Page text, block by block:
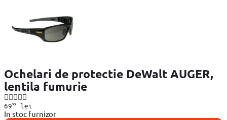
Ochelari de protectie DeWalt AUGER,
lentila fumurie
6999lei
In stoc furnizor